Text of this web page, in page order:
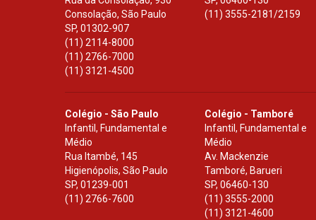
Consolação, São Paulo
SP, 01302-907
(11) 2114-8000
(11) 2766-7000
(11) 3121-4500
(11) 3555-2181/2159
Colégio - São Paulo
Infantil, Fundamental e
Médio
Rua Itambé, 145
Higienópolis, São Paulo
SP, 01239-001
(11) 2766-7600
Colégio - Tamboré
Infantil, Fundamental e
Médio
Av. Mackenzie
Tamboré, Barueri
SP,06460-130
(11) 3555-2000
(11) 3121-4600